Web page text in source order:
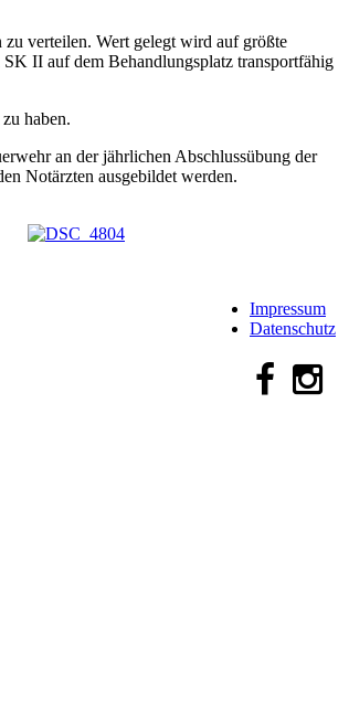
verteilen. Wert gelegt wird auf größte
II auf dem Behandlungsplatz transportfähig
haben.
an der jährlichen Abschlussübung der
Notärzten ausgebildet werden.
Impressum
Datenschutz